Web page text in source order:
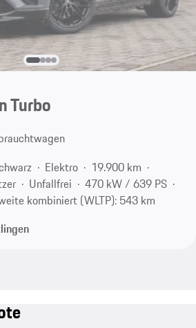
Turbo
Elektro
19.900 km
Unfallfrei
470 kW / 639 PS
kombiniert (WLTP): 543 km